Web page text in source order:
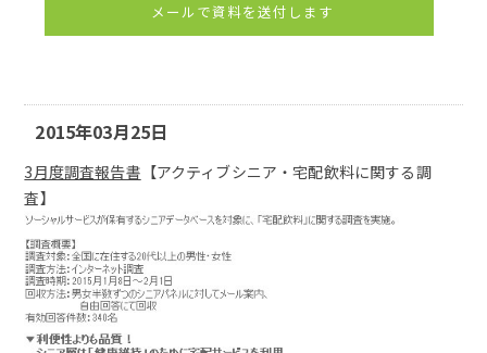
メールで資料を送付します
2015年03月25日
3月度調査報告書 【アクティブシニア・宅配飲料に関する調
査】